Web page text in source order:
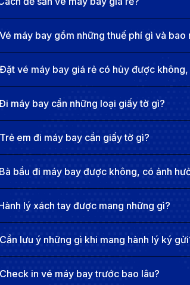
thác chuyến bay đi
ngày càng được nhiều du khách lựa
khai thác chuyến bay thẳng từ Việt
vụ chuyên nghiệp cùng mức giá linh
Vé máy bay gồm những thuế phí gì và bao
Đặt vé máy bay giá rẻ có hủy được
máy bay cần những loại giấy tờ gì?
Trẻ em đi máy bay cần giấy tờ gì?
Bà bầu đi máy bay được không, có ảnh
lý xách tay được mang những gì?
Cần lưu ý những gì khi mang hành lý ký
Check in vé máy bay trước bao lâu?